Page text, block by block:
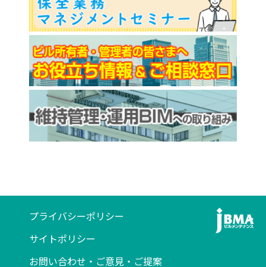
プライバシーポリシー
サイトポリシー
お問い合わせ・ご意見・ご提案